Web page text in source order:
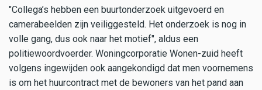
"Collega’s hebben een buurtonderzoek uitgevoerd en
camerabeelden zijn veiliggesteld. Het onderzoek is nog in
volle gang, dus ook naar het motief", aldus een
politiewoordvoerder. Woningcorporatie Wonen-zuid heeft
volgens ingewijden ook aangekondigd dat men voornemens
is om het huurcontract met de bewoners van het pand aan